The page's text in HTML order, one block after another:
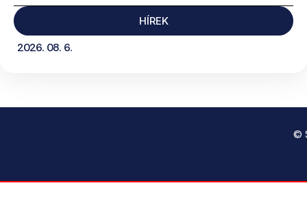
HÍREK
2026. 08. 6.
©